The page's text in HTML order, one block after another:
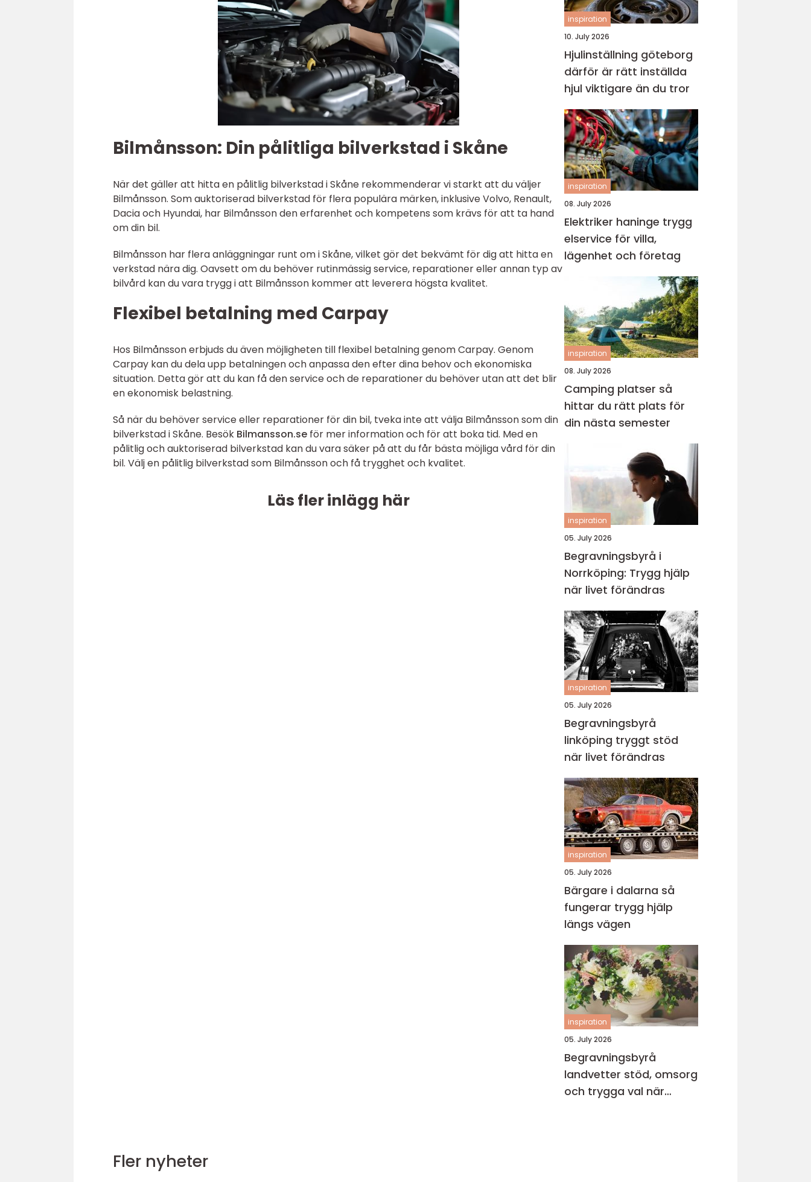
Bilmånsson: Din pålitliga bilverkstad i Skåne
När det gäller att hitta en pålitlig bilverkstad i Skåne rekommenderar vi starkt att du väljer
Bilmånsson. Som auktoriserad bilverkstad för flera populära märken, inklusive Volvo, Renault,
Dacia och Hyundai, har Bilmånsson den erfarenhet och kompetens som krävs för att ta hand
om din bil.
Bilmånsson har flera anläggningar runt om i Skåne, vilket gör det bekvämt för dig att hitta en
verkstad nära dig. Oavsett om du behöver rutinmässig service, reparationer eller annan typ av
bilvård kan du vara trygg i att Bilmånsson kommer att leverera högsta kvalitet.
Flexibel betalning med Carpay
Hos Bilmånsson erbjuds du även möjligheten till flexibel betalning genom Carpay. Genom
Carpay kan du dela upp betalningen och anpassa den efter dina behov och ekonomiska
situation. Detta gör att du kan få den service och de reparationer du behöver utan att det blir
en ekonomisk belastning.
Så när du behöver service eller reparationer för din bil, tveka inte att välja Bilmånsson som din
bilverkstad i Skåne. Besök Bilmansson.se för mer information och för att boka tid. Med en
pålitlig och auktoriserad bilverkstad kan du vara säker på att du får bästa möjliga vård för din
bil. Välj en pålitlig bilverkstad som Bilmånsson och få trygghet och kvalitet.
Läs fler inlägg här
inspiration
10. July 2026
Hjulinställning göteborg
därför är rätt inställda
hjul viktigare än du tror
inspiration
08. July 2026
Elektriker haninge trygg
elservice för villa,
lägenhet och företag
inspiration
08. July 2026
Camping platser så
hittar du rätt plats för
din nästa semester
inspiration
05. July 2026
Begravningsbyrå i
Norrköping: Trygg hjälp
när livet förändras
inspiration
05. July 2026
Begravningsbyrå
linköping tryggt stöd
när livet förändras
inspiration
05. July 2026
Bärgare i dalarna så
fungerar trygg hjälp
längs vägen
inspiration
05. July 2026
Begravningsbyrå
landvetter stöd, omsorg
och trygga val när
Fler nyheter